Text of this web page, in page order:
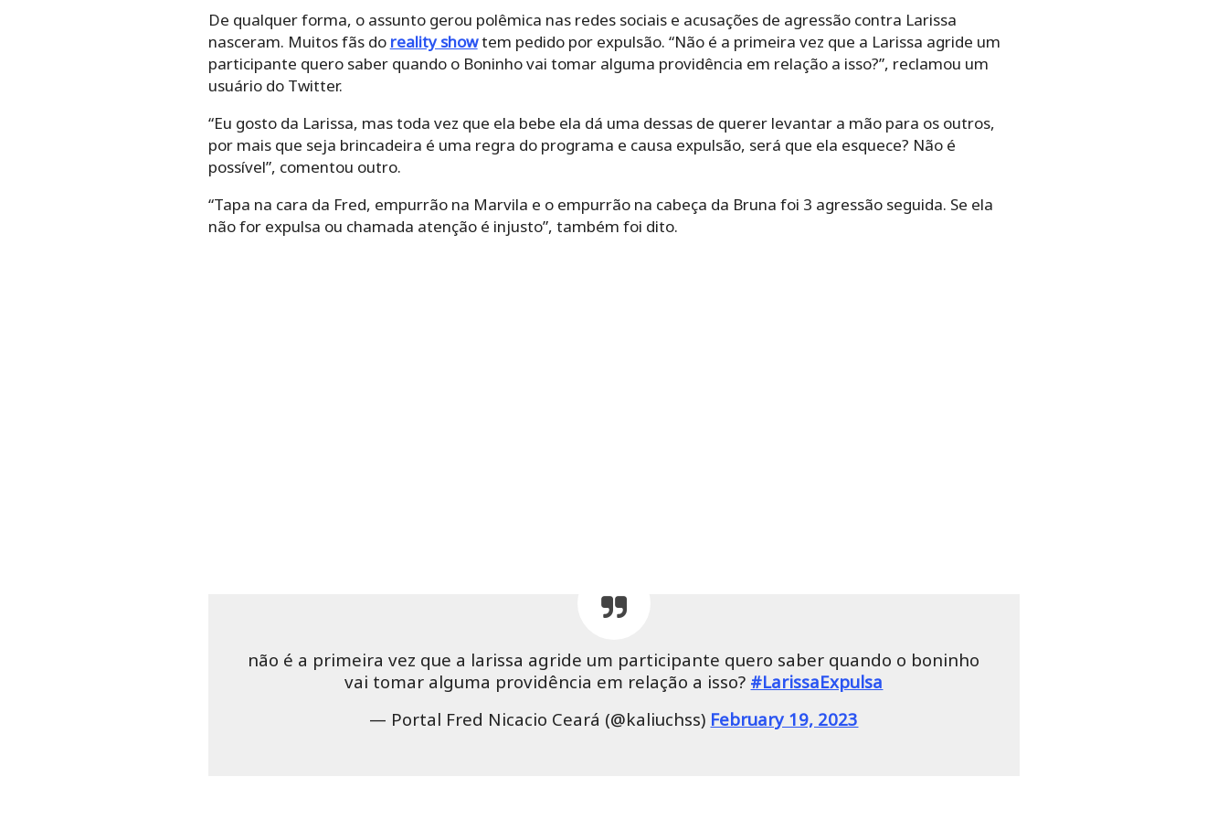
De qualquer forma, o assunto gerou polêmica nas redes sociais e acusações de agressão contra Larissa
nasceram. Muitos fãs do reality showtem pedido por expulsão. “Não é a primeira vez que a Larissa agride um
participante quero saber quando o Boninho vai tomar alguma providência em relação a isso?”, reclamou um
usuário do Twitter.
“Eu gosto da Larissa, mas toda vez que ela bebe ela dá uma dessas de querer levantar a mão para os outros,
por mais que seja brincadeira é uma regra do programa e causa expulsão, será que ela esquece? Não é
possível”, comentou outro.
“Tapa na cara da Fred, empurrão na Marvila e o empurrão na cabeça da Bruna foi 3 agressão seguida. Se ela
não for expulsa ou chamada atenção é injusto”, também foi dito.
não é a primeira vez que a larissa agride um participante quero saber quando o boninho
vai tomar alguma providência em relação a isso? #LarissaExpulsa
— Portal Fred Nicacio Ceará (@kaliuchss) February 19, 2023